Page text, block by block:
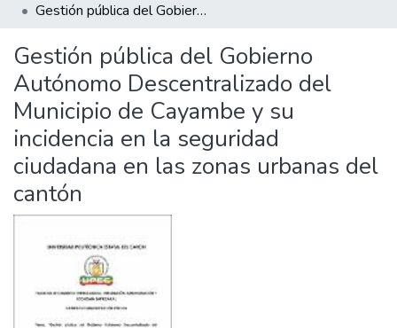
Statistics
Estadísticas Externas
Manuales
Gestión pública del Gobierno Autónomo Descentralizado del Municipio de Cayambe y su incidencia en la seguridad ciudadana en las zonas urbanas del cantón
Gestión pública del Gobierno
Autónomo Descentralizado del
Municipio de Cayambe y su
incidencia en la seguridad
ciudadana en las zonas urbanas del
cantón